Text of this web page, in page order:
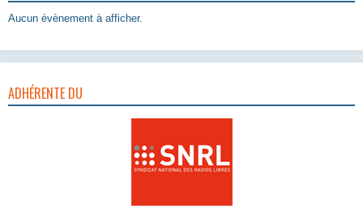
Aucun évènement à afficher.
ADHÉRENTE DU